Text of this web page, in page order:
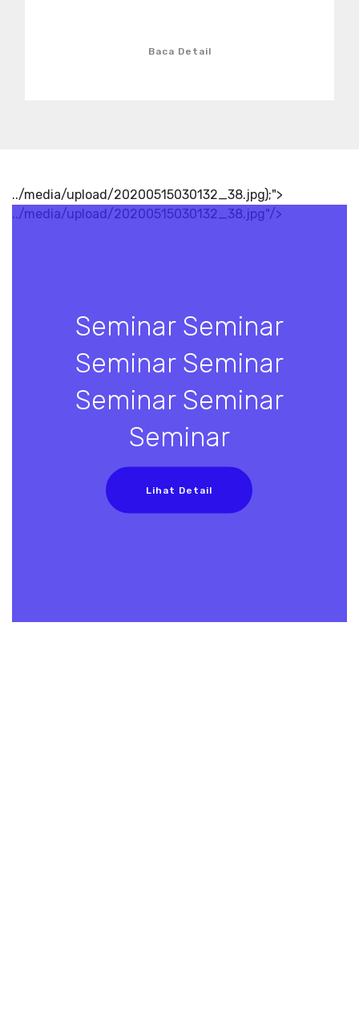
Baca Detail
../media/upload/20200515030132_38.jpg);">
../media/upload/20200515030132_38.jpg"/>
Seminar Seminar
Seminar Seminar
Seminar Seminar
Seminar
Lihat Detail